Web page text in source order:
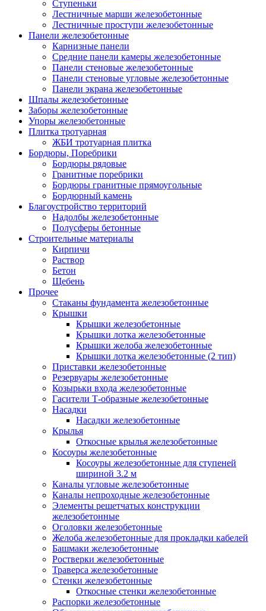
Ступеньки
Лестничные марши железобетонные
Лестничные проступи железобетонные
Панели железобетонные
Карнизные панели
Средние панели камеры железобетонные
Панели стеновые железобетонные
Панели стеновые угловые железобетонные
Панели экрана железобетонные
Шпалы железобетонные
Заборы железобетонные
Упоры железобетонные
Плитка тротуарная
ЖБИ тротуарная плитка
Бордюры, Поребрики
Бордюры рядовые
Гранитные поребрики
Бордюры гранитные прямоугольные
Бордюрный камень
Благоустройство территорий
Надолбы железобетонные
Полусферы бетонные
Строительные материалы
Кирпичи
Раствор
Бетон
Щебень
Прочее
Стаканы фундамента железобетонные
Крышки
Крышки железобетонные
Крышки лотка железобетонные
Крышки желоба железобетонные
Крышки лотка железобетонные (2 тип)
Приставки железобетонные
Резервуары железобетонные
Козырьки входа железобетонные
Гасители Т-образные железобетонные
Насадки
Насадки железобетонные
Крылья
Откосные крылья железобетонные
Косоуры железобетонные
Косоуры железобетонные для ступеней
шириной 3.2 м
Каналы угловые железобетонные
Каналы непроходные железобетонные
Элементы решетчатых конструкции
железобетонные
Оголовки железобетонные
Желоба железобетонные для прокладки кабелей
Башмаки железобетонные
Ростверки железобетонные
Траверса железобетонные
Стенки железобетонные
Откосные стенки железобетонные
Распорки железобетонные